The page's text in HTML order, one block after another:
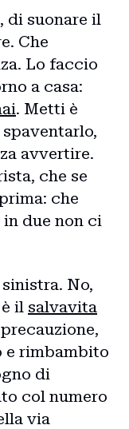
di suonare il
Che
Lo faccio
a casa:
. Metti è
avvertire.
che se
che
due non ci
No,
il salvavita
e rimbambito
di
col numero
via